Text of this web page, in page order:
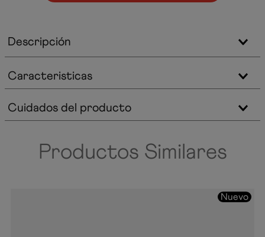
Descripción
Caracteristicas
Cuidados del producto
Productos Similares
Nuevo